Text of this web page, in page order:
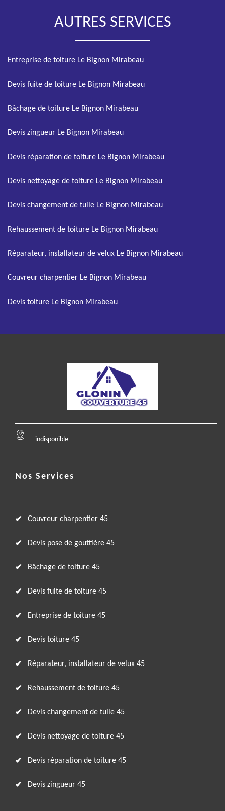
AUTRES SERVICES
Entreprise de toiture Le Bignon Mirabeau
Devis fuite de toiture Le Bignon Mirabeau
Bâchage de toiture Le Bignon Mirabeau
Devis zingueur Le Bignon Mirabeau
Devis réparation de toiture Le Bignon Mirabeau
Devis nettoyage de toiture Le Bignon Mirabeau
Devis changement de tuile Le Bignon Mirabeau
Rehaussement de toiture Le Bignon Mirabeau
Réparateur, installateur de velux Le Bignon Mirabeau
Couvreur charpentier Le Bignon Mirabeau
Devis toiture Le Bignon Mirabeau
indisponible
Nos Services
Couvreur charpentier 45
Devis pose de gouttière 45
Bâchage de toiture 45
Devis fuite de toiture 45
Entreprise de toiture 45
Devis toiture 45
Réparateur, installateur de velux 45
Rehaussement de toiture 45
Devis changement de tuile 45
Devis nettoyage de toiture 45
Devis réparation de toiture 45
Devis zingueur 45